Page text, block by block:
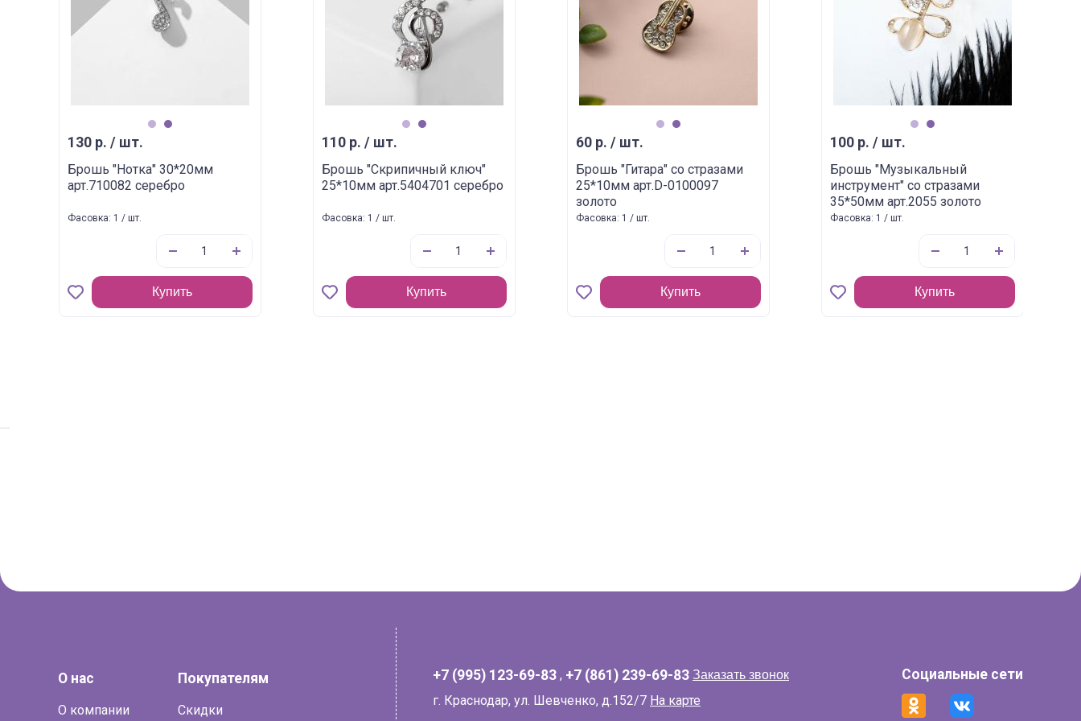
130 р. / шт.
Брошь "Нотка" 30*20мм
арт.710082 серебро
Фасовка: 1 / шт.
Купить
110 р. / шт.
Брошь "Скрипичный ключ"
25*10мм арт.5404701 серебро
Фасовка: 1 / шт.
Купить
60 р. / шт.
Брошь "Гитара" со стразами
25*10мм арт.D-0100097
золото
Фасовка: 1 / шт.
Купить
100 р. / шт.
Брошь "Музыкальный
инструмент" со стразами
35*50мм арт.2055 золото
Фасовка: 1 / шт.
Купить
О нас
О компании
Покупателям
Скидки
+7 (995) 123-69-83 , +7 (861) 239-69-83 Заказать звонок
г. Краснодар, ул. Шевченко, д.152/7 На карте
Социальные сети